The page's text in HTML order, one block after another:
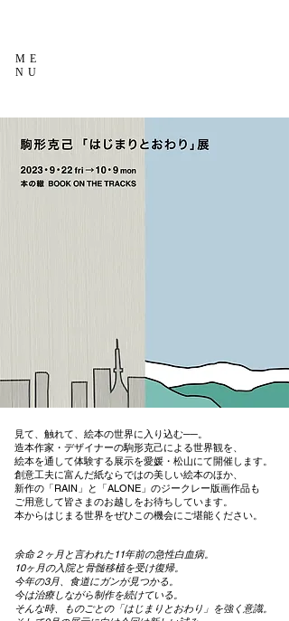
ME
NU
見て、触れて、絵本の世界に入り込む──。
造本作家・デザイナーの駒形克己による世界観を、
絵本を通して体験する展示を愛媛・松山にて開催します。
創意工夫に富んだ紙ならではの美しい絵本のほか、
新作の「RAIN」と「ALONE」のジークレー版画作品も
ご用意して皆さまのお越しをお待ちしています。
本からはじまる世界をぜひこの機会にご堪能ください。
余命２ヶ月と言われた11年前の急性白血病。
10ヶ月の入院と骨髄移植を受け復帰。
今年の3月、食道にガンが見つかる。
今は治療しながら制作を続けている。
そんな時、ものごとの「はじまりとおわり」を強く意識。